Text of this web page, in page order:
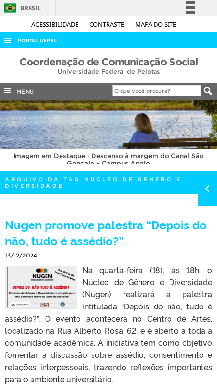
ACESSIBILIDADE CONTRASTE MAPA DO SITE
BRASIL
Simplifique!
Acesso à informação
Legislação
Canais
PORTAL UFPEL
ACESSO À INFORMAÇÃO
COBALTO
CONCURSOS
EDITAIS
INTERNACIONAL
OUVIDORIA
PORTARIAS
TELEFONES
Coordenação de Comunicação Social
Universidade Federal de Pelotas
MENU
Imagem em Destaque · Descanso à margem do Canal São
Gonçalo – Campus Anglo
ARQUIVO DA TAG NÚCLEO DE GÊNERO E
DIVERSIDADE
Nugen promove palestra “Depois do
não, tudo é assédio?”
13/12/2024
Na quarta-feira (18), às 18h, o
Núcleo de Gênero e Diversidade
(Nugen) realizará a palestra
intitulada “Depois do não, tudo é
assédio?”. O evento acontecerá no Centro de Artes,
localizado na Rua Alberto Rosa, 62, e é aberto a toda a
comunidade acadêmica. A iniciativa tem como objetivo
fomentar a discussão sobre assédio, consentimento e
relações interpessoais, trazendo reflexões importantes
para o ambiente universitário.